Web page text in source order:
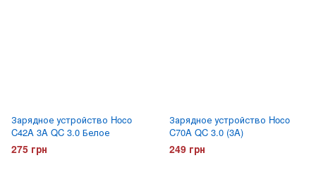
Зарядное устройство Hoco
C42A 3A QC 3.0 Белое
275 грн
Зарядное устройство Hoco
C70A QC 3.0 (3A)
249 грн